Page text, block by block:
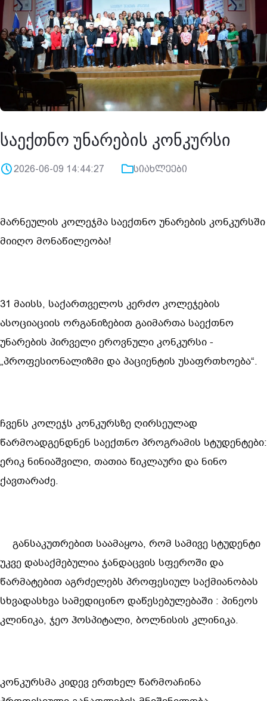
საექთნო უნარების კონკურსი
2026-06-09 14:44:27 სიახლეები
მარნეულის კოლეჯმა საექთნო უნარების კონკურსში
მიიღო მონაწილეობა!
31 მაისს, საქართველოს კერძო კოლეჯების
ასოციაციის ორგანიზებით გაიმართა საექთნო
უნარების პირველი ეროვნული კონკურსი -
„პროფესიონალიზმი და პაციენტის უსაფრთხოება“.
ჩვენს კოლეჯს კონკურსზე ღირსეულად
წარმოადგენდნენ საექთნო პროგრამის სტუდენტები:
ერიკ ნინიაშვილი, თათია წიკლაური და ნინო
ქავთარაძე.
განსაკუთრებით საამაყოა, რომ სამივე სტუდენტი
უკვე დასაქმებულია ჯანდაცვის სფეროში და
წარმატებით აგრძელებს პროფესიულ საქმიანობას
სხვადასხვა სამედიცინო დაწესებულებაში : პინეოს
კლინიკა, ჯეო ჰოსპიტალი, ბოლნისის კლინიკა.
კონკურსმა კიდევ ერთხელ წარმოაჩინა